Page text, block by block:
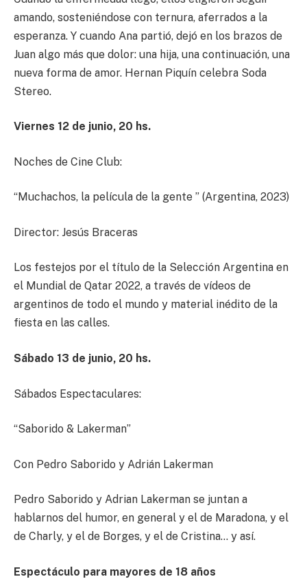
amando, sosteniéndose con ternura, aferrados a la
esperanza. Y cuando Ana partió, dejó en los brazos de
Juan algo más que dolor: una hija, una continuación, una
nueva forma de amor. Hernan Piquín celebra Soda
Stereo.
Viernes 12 de junio, 20 hs.
Noches de Cine Club:
“Muchachos, la película de la gente ” (Argentina, 2023)
Director: Jesús Braceras
Los festejos por el título de la Selección Argentina en
el Mundial de Qatar 2022, a través de vídeos de
argentinos de todo el mundo y material inédito de la
fiesta en las calles.
Sábado 13 de junio, 20 hs.
Sábados Espectaculares:
“Saborido & Lakerman”
Con Pedro Saborido y Adrián Lakerman
Pedro Saborido y Adrian Lakerman se juntan a
hablarnos del humor, en general y el de Maradona, y el
de Charly, y el de Borges, y el de Cristina… y así.
Espectáculo para mayores de 18 años